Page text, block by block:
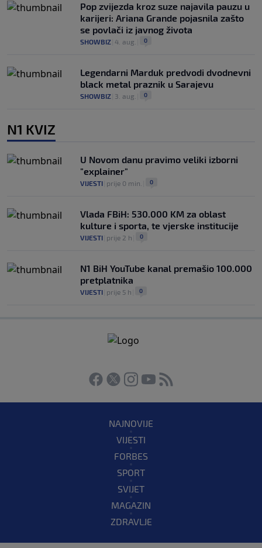
Pop zvijezda kroz suze najavila pauzu u
karijeri: Ariana Grande pojasnila zašto
se povlači iz javnog života
SHOWBIZ 4. aug. 0
Legendarni Marduk predvodi dvodnevni
black metal praznik u Sarajevu
SHOWBIZ 3. aug. 0
N1 KVIZ
U Novom danu pravimo veliki izborni
"explainer"
VIJESTI prije 0 min. 0
Vlada FBiH: 530.000 KM za oblast
kulture i sporta, te vjerske institucije
VIJESTI prije 2 h 0
N1 BiH YouTube kanal premašio 100.000
pretplatnika
VIJESTI prije 5 h 0
NAJNOVIJE
VIJESTI
FORBES
SPORT
SVIJET
MAGAZIN
ZDRAVLJE